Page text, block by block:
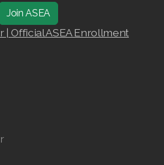
Join ASEA
| Official ASEA Enrollment
)
Malaysia)